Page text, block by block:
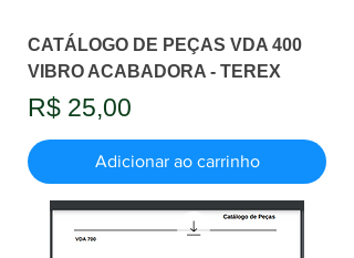
CATÁLOGO DE PEÇAS VDA 400
VIBRO ACABADORA - TEREX
Preço
R$ 25,00
Adicionar ao carrinho